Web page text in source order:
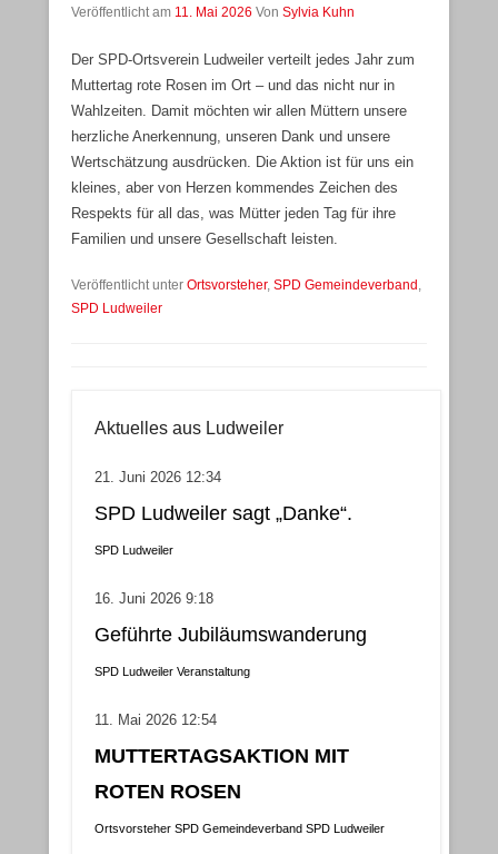
Veröffentlicht am 11. Mai 2026 Von Sylvia Kuhn
Der SPD-Ortsverein Ludweiler verteilt jedes Jahr zum
Muttertag rote Rosen im Ort – und das nicht nur in
Wahlzeiten. Damit möchten wir allen Müttern unsere
herzliche Anerkennung, unseren Dank und unsere
Wertschätzung ausdrücken. Die Aktion ist für uns ein
kleines, aber von Herzen kommendes Zeichen des
Respekts für all das, was Mütter jeden Tag für ihre
Familien und unsere Gesellschaft leisten.
Veröffentlicht unter Ortsvorsteher, SPD Gemeindeverband ,
SPD Ludweiler
Aktuelles aus Ludweiler
21. Juni 2026 12:34
SPD Ludweiler sagt „Danke“.
SPD Ludweiler
16. Juni 2026 9:18
Geführte Jubiläumswanderung
SPD Ludweiler Veranstaltung
11. Mai 2026 12:54
MUTTERTAGSAKTION MIT
ROTEN ROSEN
Ortsvorsteher SPD Gemeindeverband SPD Ludweiler